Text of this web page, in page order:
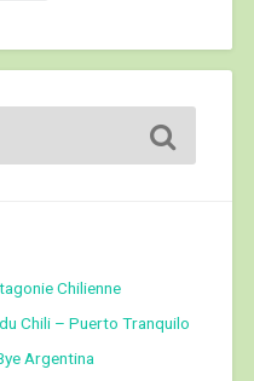
Chilienne
Chili – Puerto Tranquilo
Argentina